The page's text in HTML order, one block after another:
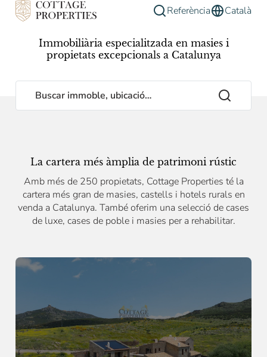
Referència Català
Immobiliària especialitzada en masies i
propietats excepcionals a Catalunya
Buscar immoble, ubicació…
La cartera més àmplia de patrimoni rústic
Amb més de 250 propietats, Cottage Properties té la
cartera més gran de masies, castells i hotels rurals en
venda a Catalunya. També oferim una selecció de cases
de luxe, cases de poble i masies per a rehabilitar.